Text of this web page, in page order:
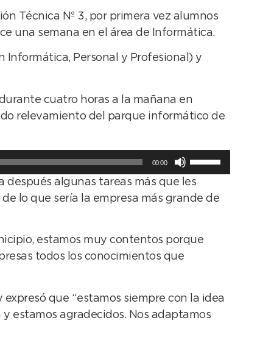
Técnica Nº 3, por primera vez alumnos
una semana en el área de Informática.
Informática, Personal y Profesional) y
cuatro horas a la mañana en
relevamiento del parque informático de
00:00
Utiliza
las
arriba/abajo
disminuir
el
algunas tareas más que les
lo que sería la empresa más grande de
estamos muy contentos porque
todos los conocimientos que
que “estamos siempre con la idea
estamos agradecidos. Nos adaptamos